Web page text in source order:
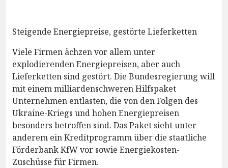
Steigende Energiepreise, gestörte Lieferketten
Viele Firmen ächzen vor allem unter
explodierenden Energiepreisen, aber auch
Lieferketten sind gestört. Die Bundesregierung will
mit einem milliardenschweren Hilfspaket
Unternehmen entlasten, die von den Folgen des
Ukraine-Kriegs und hohen Energiepreisen
besonders betroffen sind. Das Paket sieht unter
anderem ein Kreditprogramm über die staatliche
Förderbank KfW vor sowie Energiekosten-
Zuschüsse für Firmen.